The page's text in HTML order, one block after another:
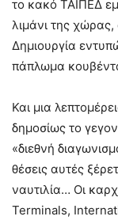
το κακό ΤΑΙΠΕΔ
λιμάνι της
Δημιουργία
πάπλωμα
Και μια
δημοσίως το
«διεθνή
θέσεις αυτές
ναυτιλία… Οι
Terminals,